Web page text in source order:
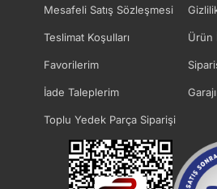
Mesafeli Satış Sözleşmesi
Teslimat Koşulları Ürün
Favorilerim
İade Taleplerim
Toplu Yedek Parça Siparişi